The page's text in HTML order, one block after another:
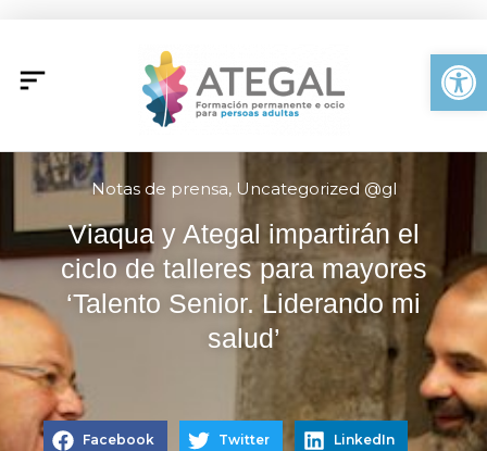
contenido
Notas de prensa, Uncategorized @gl
Viaqua y Ategal impartirán el
ciclo de talleres para mayores
‘Talento Senior. Liderando mi
salud’
Facebook Twitter LinkedIn